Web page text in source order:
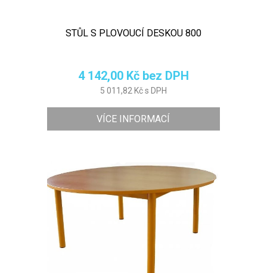
STŮL S PLOVOUCÍ DESKOU 800
4 142,00 Kč bez DPH
5 011,82 Kč s DPH
VÍCE INFORMACÍ